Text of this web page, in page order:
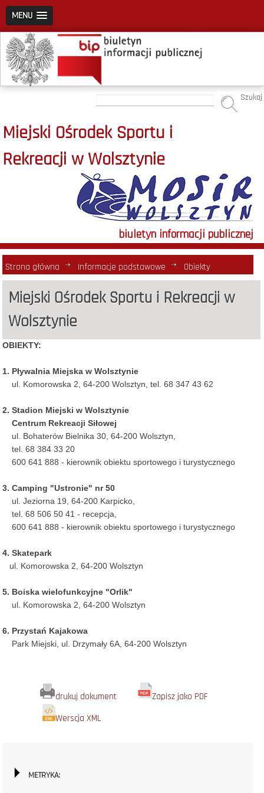
MENU
Szukaj
Miejski Ośrodek Sportu i
Rekreacji w Wolsztynie
biuletyn informacji publicznej
Strona główna Informacje podstawowe Obiekty
Miejski Ośrodek Sportu i Rekreacji w
Wolsztynie
OBIEKTY:
1. Pływalnia Miejska w Wolsztynie
ul. Komorowska 2, 64-200 Wolsztyn, tel. 68 347 43 62
2. Stadion Miejski w Wolsztynie
Centrum Rekreacji Siłowej
ul. Bohaterów Bielnika 30, 64-200 Wolsztyn,
tel. 68 384 33 20
600 641 888 - kierownik obiektu sportowego i turystycznego
3. Camping "Ustronie" nr 50
ul. Jeziorna 19, 64-200 Karpicko,
tel. 68 506 50 41 - recepcja,
600 641 888 - kierownik obiektu sportowego i turystycznego
4. Skatepark
ul. Komorowska 2, 64-200 Wolsztyn
5. Boiska wielofunkcyjne "Orlik"
ul. Komorowska 2, 64-200 Wolsztyn
6. Przystań Kajakowa
Park Miejski, ul. Drzymały 6A, 64-200 Wolsztyn
drukuj dokument
Zapisz jako PDF
Werscja XML
METRYKA: